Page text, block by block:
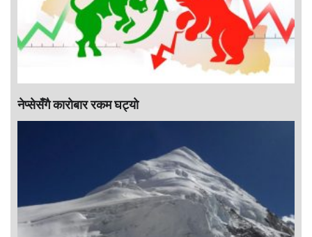
नेप्सेसँगै काराेबार रकम घट्याे